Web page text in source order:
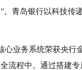
青岛银行以科技传
心业务系统荣获央
流程中。通过搭建